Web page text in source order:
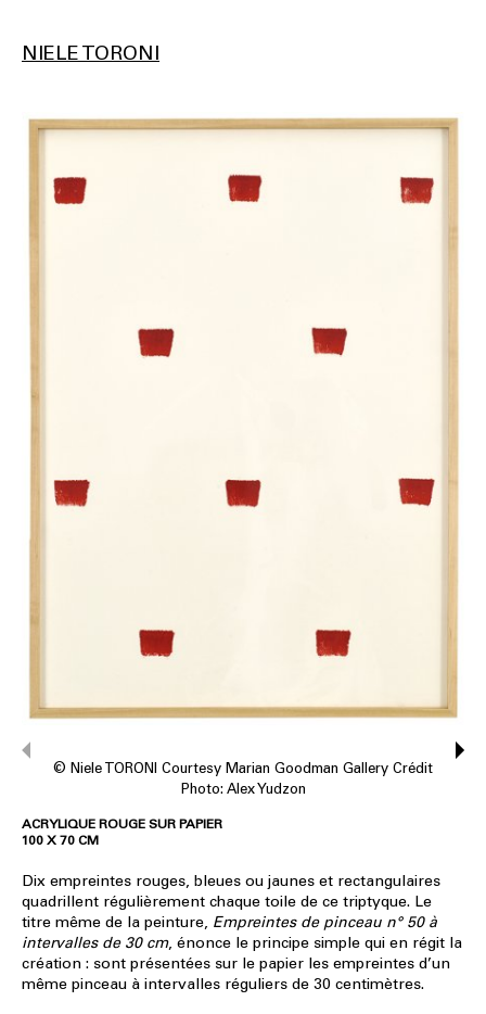
NIELE TORONI
© Niele TORONI Courtesy Marian Goodman Gallery Crédit
Photo: Alex Yudzon
ACRYLIQUE ROUGE SUR PAPIER
100 X 70 CM
Dix empreintes rouges, bleues ou jaunes et rectangulaires
quadrillent régulièrement chaque toile de ce triptyque. Le
titre même de la peinture, Empreintes de pinceau n° 50 à
intervalles de 30 cm, énonce le principe simple qui en régit la
création : sont présentées sur le papier les empreintes d’un
même pinceau à intervalles réguliers de 30 centimètres.